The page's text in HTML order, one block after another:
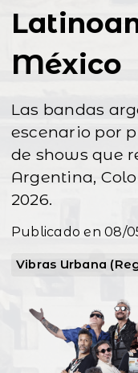
México
Las bandas
escenario por
de shows que
Argentina,
2026.
Publicado en 08/
Vibras Urbana